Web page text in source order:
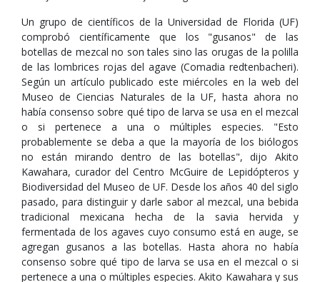
Un grupo de científicos de la Universidad de Florida (UF)
comprobó científicamente que los "gusanos" de las
botellas de mezcal no son tales sino las orugas de la polilla
de las lombrices rojas del agave (Comadia redtenbacheri).
Según un artículo publicado este miércoles en la web del
Museo de Ciencias Naturales de la UF, hasta ahora no
había consenso sobre qué tipo de larva se usa en el mezcal
o si pertenece a una o múltiples especies. "Esto
probablemente se deba a que la mayoría de los biólogos
no están mirando dentro de las botellas", dijo Akito
Kawahara, curador del Centro McGuire de Lepidópteros y
Biodiversidad del Museo de UF. Desde los años 40 del siglo
pasado, para distinguir y darle sabor al mezcal, una bebida
tradicional mexicana hecha de la savia hervida y
fermentada de los agaves cuyo consumo está en auge, se
agregan gusanos a las botellas. Hasta ahora no había
consenso sobre qué tipo de larva se usa en el mezcal o si
pertenece a una o múltiples especies. Akito Kawahara y sus